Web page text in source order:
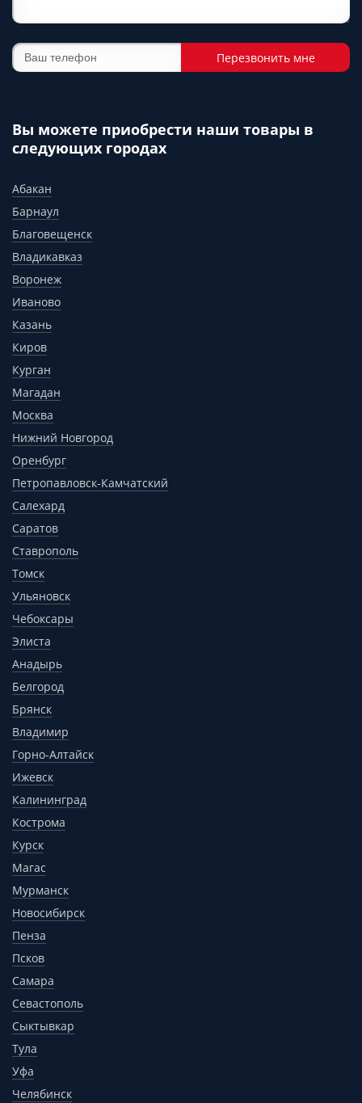
Перезвонить мне
Вы можете приобрести наши товары в
следующих городах
Абакан
Барнаул
Благовещенск
Владикавказ
Воронеж
Иваново
Казань
Киров
Курган
Магадан
Москва
Нижний Новгород
Оренбург
Петропавловск-Камчатский
Салехард
Саратов
Ставрополь
Томск
Ульяновск
Чебоксары
Элиста
Анадырь
Белгород
Брянск
Владимир
Горно-Алтайск
Ижевск
Калининград
Кострома
Курск
Магас
Мурманск
Новосибирск
Пенза
Псков
Самара
Севастополь
Сыктывкар
Тула
Уфа
Челябинск